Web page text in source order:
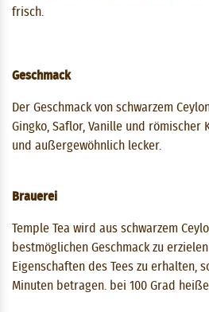
frisch.
Geschmack
Der Geschmack von schwarzem
Gingko, Saflor, Vanille und
und außergewöhnlich lecker.
Brauerei
Temple Tea wird aus schwarzem
bestmöglichen Geschmack zu
Eigenschaften des Tees zu erhalten,
Minuten betragen. bei 100 Grad